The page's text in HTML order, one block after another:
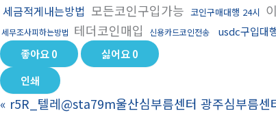
세금적게내는방법 모든코인구입가능 코인구매대행 24시
세무조사피하는방법 테더코인매입 신용카드코인전송 usdc구입대
좋아요0 싫어요0
인쇄
« r5R_텔레@sta79m울산심부름센터 광주심부름센